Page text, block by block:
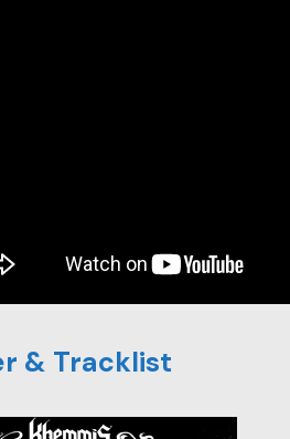
& Tracklist